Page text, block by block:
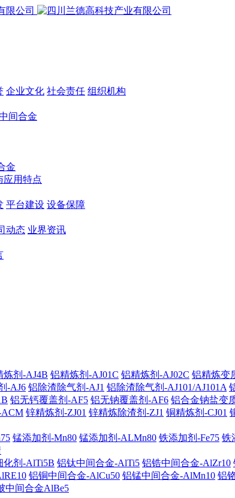
企业文化 社会责任 组织机构
间合金
金
应用特点
平台建设 设备保障
动态 业界资讯
炼剂-AJ4B 铝精炼剂-AJ01C 铝精炼剂-AJ02C 铝精炼变
-AJ6 铝除渣除气剂-AJ1 铝除渣除气剂-AJ101/AJ101A
铝无钙覆盖剂-AF5 铝无钠覆盖剂-AF6 铝合金钠盐变
锌精炼剂-ZJ01 锌精炼除渣剂-ZJ1 铜精炼剂-CJ01
锰添加剂-Mn80 锰添加剂-ALMn80 铁添加剂-Fe75 铁
化剂-AlTi5B 铝钛中间合金-AlTi5 铝锆中间合金-AlZr10
铝铜中间合金-AlCu50 铝锰中间合金-AlMn10 铝
中间合金AlBe5